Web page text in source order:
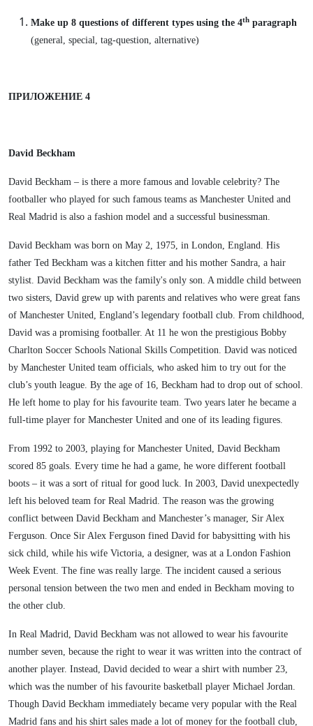
Make up 8 questions of different types using the 4th paragraph
(general, special, tag-question, alternative)
ПРИЛОЖЕНИЕ 4
David Beckham
David Beckham – is there a more famous and lovable celebrity? The
footballer who played for such famous teams as Manchester United and
Real Madrid is also a fashion model and a successful businessman.
David Beckham was born on May 2, 1975, in London, England. His
father Ted Beckham was a kitchen fitter and his mother Sandra, a hair
stylist. David Beckham was the family's only son. A middle child between
two sisters, David grew up with parents and relatives who were great fans
of Manchester United, England’s legendary football club. From childhood,
David was a promising footballer. At 11 he won the prestigious Bobby
Charlton Soccer Schools National Skills Competition. David was noticed
by Manchester United team officials, who asked him to try out for the
club’s youth league. By the age of 16, Beckham had to drop out of school.
He left home to play for his favourite team. Two years later he became a
full-time player for Manchester United and one of its leading figures.
From 1992 to 2003, playing for Manchester United, David Beckham
scored 85 goals. Every time he had a game, he wore different football
boots – it was a sort of ritual for good luck. In 2003, David unexpectedly
left his beloved team for Real Madrid. The reason was the growing
conflict between David Beckham and Manchester’s manager, Sir Alex
Ferguson. Once Sir Alex Ferguson fined David for babysitting with his
sick child, while his wife Victoria, a designer, was at a London Fashion
Week Event. The fine was really large. The incident caused a serious
personal tension between the two men and ended in Beckham moving to
the other club.
In Real Madrid, David Beckham was not allowed to wear his favourite
number seven, because the right to wear it was written into the contract of
another player. Instead, David decided to wear a shirt with number 23,
which was the number of his favourite basketball player Michael Jordan.
Though David Beckham immediately became very popular with the Real
Madrid fans and his shirt sales made a lot of money for the football club,